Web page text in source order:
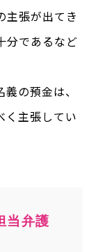
主張が出てき
分であるなど
の預金は、
く主張してい
当弁護